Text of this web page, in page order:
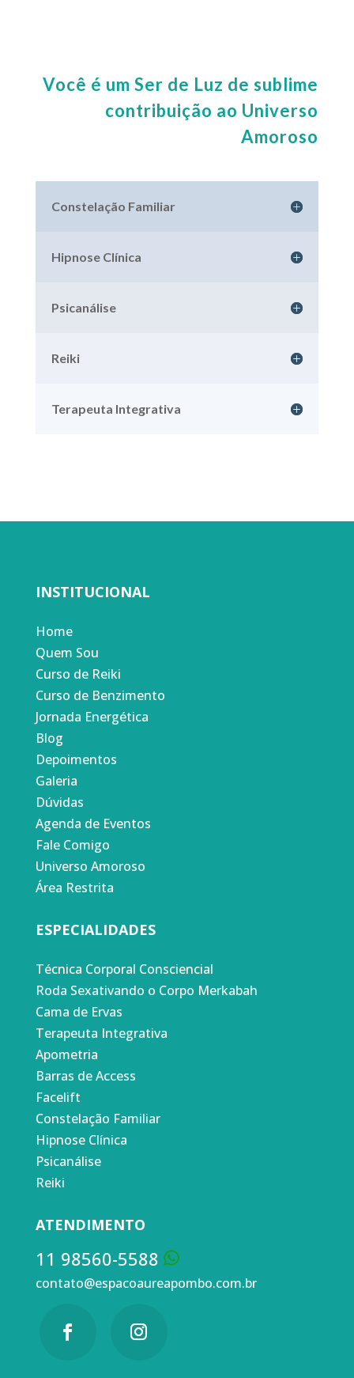
Você é um Ser de Luz de sublime
contribuição ao Universo
Amoroso
Constelação Familiar
Hipnose Clínica
Psicanálise
Reiki
Terapeuta Integrativa
INSTITUCIONAL
Home
Quem Sou
Curso de Reiki
Curso de Benzimento
Jornada Energética
Blog
Depoimentos
Galeria
Dúvidas
Agenda de Eventos
Fale Comigo
Universo Amoroso
Área Restrita
ESPECIALIDADES
Técnica Corporal Consciencial
Roda Sexativando o Corpo Merkabah
Cama de Ervas
Terapeuta Integrativa
Apometria
Barras de Access
Facelift
Constelação Familiar
Hipnose Clínica
Psicanálise
Reiki
ATENDIMENTO
11 98560-5588
contato@espacoaureapombo.com.br